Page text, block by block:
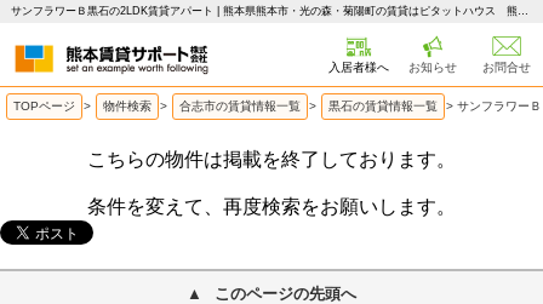
サンフラワーＢ黒石の2LDK賃貸アパート | 熊本県熊本市・光の森・菊陽町の賃貸はピタットハウス 熊本賃貸サポート
入居者様へ お知らせ お問合せ
TOPページ > 物件検索 > 合志市の賃貸情報一覧 > 黒石の賃貸情報一覧 > サンフラワー
こちらの物件は掲載を終了しております。
条件を変えて、再度検索をお願いします。
このページの先頭へ